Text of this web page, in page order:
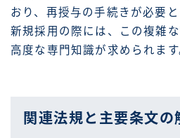
おり、再授与の手続きが必要
新規採用の際には、この複雑
高度な専門知識が求められます
関連法規と主要条文の